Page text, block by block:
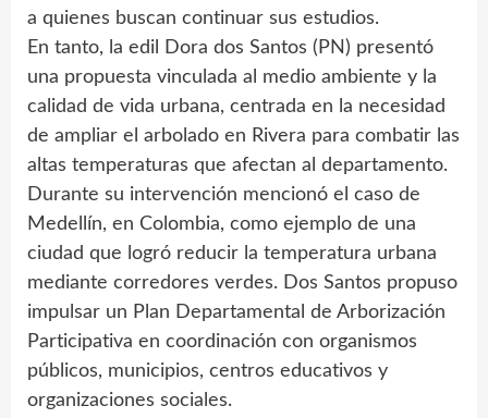
a quienes buscan continuar sus estudios.
En tanto, la edil Dora dos Santos (PN) presentó
una propuesta vinculada al medio ambiente y la
calidad de vida urbana, centrada en la necesidad
de ampliar el arbolado en Rivera para combatir las
altas temperaturas que afectan al departamento.
Durante su intervención mencionó el caso de
Medellín, en Colombia, como ejemplo de una
ciudad que logró reducir la temperatura urbana
mediante corredores verdes. Dos Santos propuso
impulsar un Plan Departamental de Arborización
Participativa en coordinación con organismos
públicos, municipios, centros educativos y
organizaciones sociales.